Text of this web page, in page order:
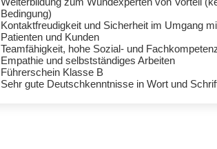
Bedingung)
Kontaktfreudigkeit und Sicherheit im Umgang
Patienten und Kunden
Teamfähigkeit, hohe Sozial- und
Empathie und selbstständiges Arbeiten
Führerschein Klasse B
Sehr gute Deutschkenntnisse in Wort und